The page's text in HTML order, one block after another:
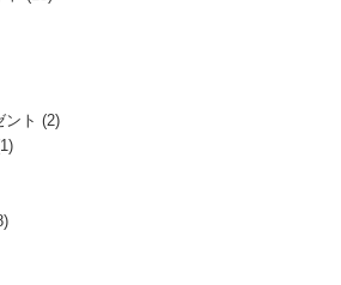
ント (2)